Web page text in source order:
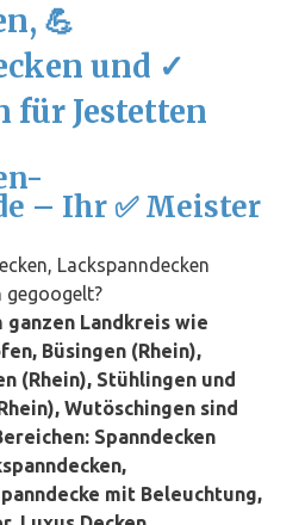
💪
und ✓
für Jestetten
– Ihr ✅ Meister
Lackspanndecken
gegoogelt?
ganzen Landkreis wie
Büsingen (Rhein),
(Rhein), Stühlingen und
Wutöschingen sind
Spanndecken
mit Beleuchtung,